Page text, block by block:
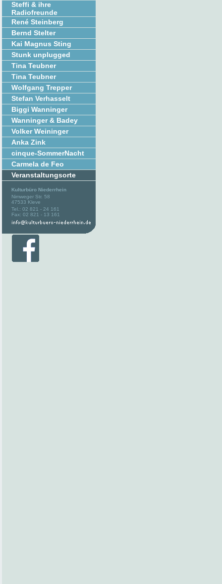
Steffi & ihre
Radiofreunde
René Steinberg
Bernd Stelter
Kai Magnus Sting
Stunk unplugged
Tina Teubner
Tina Teubner
Wolfgang Trepper
Stefan Verhasselt
Biggi Wanninger
Wanninger & Badey
Volker Weininger
Anka Zink
cinque-SommerNacht
Carmela de Feo
Veranstaltungsorte
Kulturbüro Niederrhein
Nimweger Str. 58
47533 Kleve
Tel.: 02 821 - 24 161
Fax: 02 821 - 13 161